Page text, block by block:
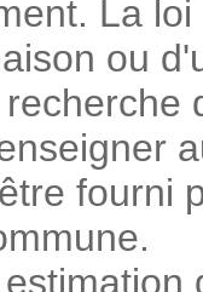
La
ou
fourni